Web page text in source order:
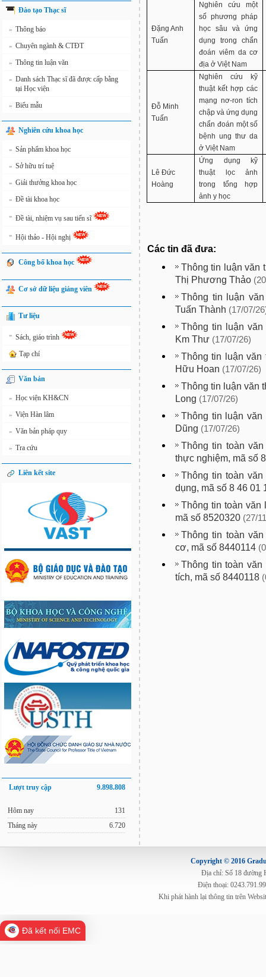
Đào tạo Thạc sĩ
» Thông báo
» Chuyên ngành & CTĐT
» Thông tin luận văn
» Danh sách Thạc sĩ đã được cấp bằng
tại Học viện
» Biểu mẫu
Nghiên cứu khoa học
» Sản phẩm khoa học
» Sở hữu trí tuệ
» Giải thưởng khoa học
» Đề tài khoa học
» Đề tài, nhiệm vụ sau tiến sĩ
» Hội thảo - Hội nghị
Công bố khoa học
Cơ sở dữ liệu giảng viên
Tư liệu
» Sách, giáo trình
Tạp chí
Văn bản
» Học viện KH&CN
» Viện Hàn lâm
» Văn bản pháp quy
» Tra cứu
Liên kết site
Lượt truy cập 9.898.808
Hôm nay
Tháng này
131
6.720
Đặng Anh
Tuấn
Nghiên cứu một
số phương pháp
học sâu và ứng
dụng trong chẩn
đoán viêm da cơ
địa ở Việt Nam
Đỗ Minh
Tuấn
Nghiên cứu kỹ
thuật kết hợp các
mạng nơ-ron tích
chập và ứng dụng
chẩn đoán một số
bệnh ung thư da
ở Việt Nam
Lê Đức
Hoàng
Ứng dụng kỹ
thuật lọc ảnh
trong tổng hợp
ảnh y học
Các tin đã đưa:
Thông tin luận văn
Thị Phương Thảo
Thông tin luận
Tuấn Thành (17/07/
Thông tin luận
Km Thư (17/07/26)
Thông tin luận văn
Hữu Hoan (17/07/26)
Thông tin luận văn
Long (17/07/26)
Thông tin luận
Dũng (17/07/26)
Thông tin toàn
thực nghiệm, mã số
Thông tin toàn
dụng, mã số 8 46 01
Thông tin toàn văn
mã số 8520320 (27/
Thông tin toàn
cơ, mã số 8440114
Thông tin toàn
tích, mã số 8440118
Copyright © 2016
Địa chỉ: Số 18 đường
Điện thoại:
Khi phát hành lại thông tin trên
Đã kết nối EMC